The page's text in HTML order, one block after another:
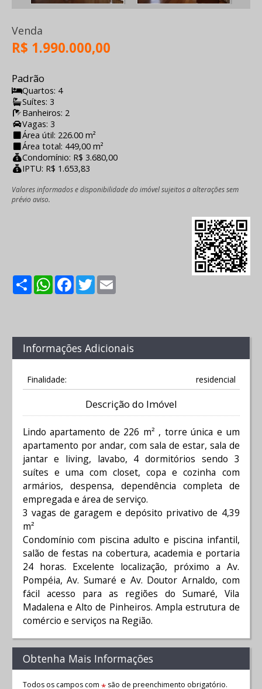
Venda
R$ 1.990.000,00
Padrão
Quartos: 4
Suítes: 3
Banheiros: 2
Vagas: 3
Área útil: 226.00 m²
Área total: 449,00 m²
Condomínio: R$ 3.680,00
IPTU: R$ 1.653,83
Valores informados e disponibilidade do imóvel sujeitos a alterações sem
prévio aviso.
ShareWhatsApp
Facebook
Twitter
Informações Adicionais
Finalidade: residencial
Descrição do Imóvel
Lindo apartamento de 226 m² , torre única e um
apartamento por andar, com sala de estar, sala de
jantar e living, lavabo, 4 dormitórios sendo 3
suítes e uma com closet, copa e cozinha com
armários, despensa, dependência completa de
empregada e área de serviço.
3 vagas de garagem e depósito privativo de 4,39
m²
Condomínio com piscina adulto e piscina infantil,
salão de festas na cobertura, academia e portaria
24 horas. Excelente localização, próximo a Av.
Pompéia, Av. Sumaré e Av. Doutor Arnaldo, com
fácil acesso para as regiões do Sumaré, Vila
Madalena e Alto de Pinheiros. Ampla estrutura de
comércio e serviços na Região.
Obtenha Mais Informações
Todos os campos com são de preenchimento obrigatório.